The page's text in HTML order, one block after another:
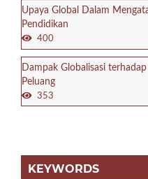
Upaya Global Dalam
Pendidikan
400
Dampak Globalisasi
Peluang
353
KEYWORDS